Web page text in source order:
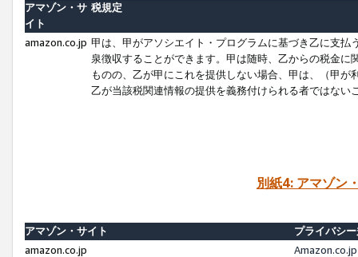
アマゾン・サ
イト
税規定
amazon.co.jp 甲は、甲がアソシエイト・プログラムに基づき乙に支
泉徴収することができます。甲は随時、乙からの税金
ものの、乙が甲にこれを提供しない場合、甲は、（甲
乙が当該税関連情報の提供を義務付けられる者ではな
別紙4: アマゾン
アマゾン・サイト
プライバシ
amazon.co.jp